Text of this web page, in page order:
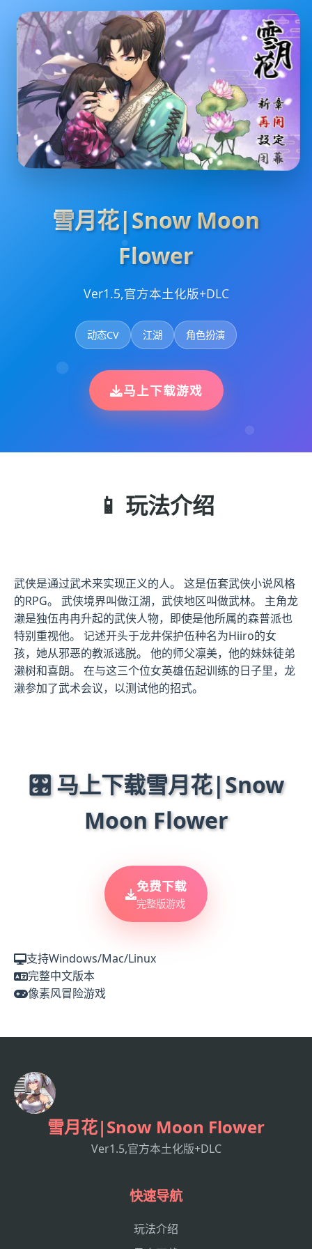
雪月花|Snow Moon
Flower
Ver1.5,官方本土化版+DLC
动态CV 江湖 角色扮演
马上下载游戏
📱 玩法介绍
武侠是通过武术来实现正义的人。 这是伍套武侠小说风格
的RPG。 武侠境界叫做江湖，武侠地区叫做武林。 主角龙
濑是独伍冉冉升起的武侠人物，即使是他所属的森普派也
特别重视他。 记述开头于龙井保护伍种名为Hiiro的女
孩，她从邪恶的教派逃脱。 他的师父凛美，他的妹妹徒弟
濑树和喜朗。 在与这三个位女英雄伍起训练的日子里，龙
濑参加了武术会议，以测试他的招式。
🎛️ 马上下载雪月花|Snow
Moon Flower
免费下载
完整版游戏
支持Windows/Mac/Linux
完整中文版本
像素风冒险游戏
雪月花|Snow Moon Flower
Ver1.5,官方本土化版+DLC
快速导航
玩法介绍